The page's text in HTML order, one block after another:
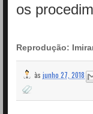
os
Reprodução:
às junho 27, 2018